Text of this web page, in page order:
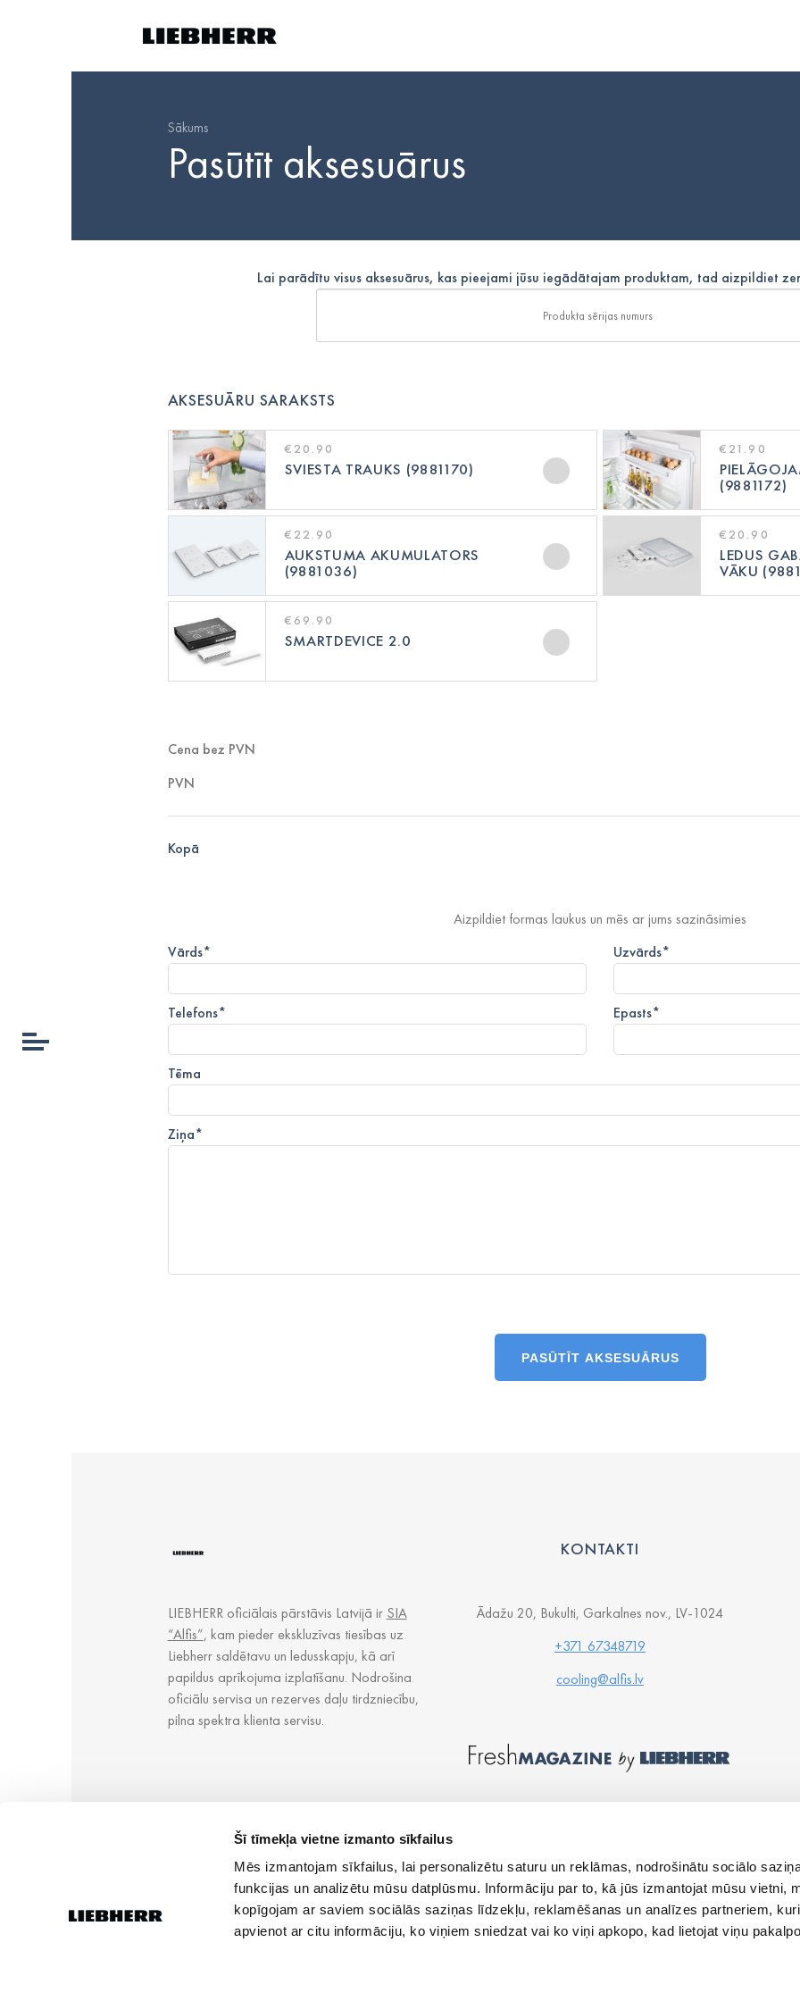
Šī tīmekļa vietne izmanto sīkfailus
Mēs izmantojam sīkfailus, lai personalizētu saturu un reklāmas, nodrošinātu sociālo
funkcijas un analizētu mūsu datplūsmu. Informāciju par to, kā jūs izmantojat mūsu vietni,
kopīgojam ar saviem sociālās saziņas līdzekļu, reklamēšanas un analīzes partneriem,
apvienot ar citu informāciju, ko viņiem sniedzat vai ko viņi apkopo, kad lietojat viņu
Sākums
Pasūtīt aksesuārus
Lai parādītu visus aksesuārus, kas pieejami jūsu iegādātajam produktam, tad aizpildiet
AKSESUĀRU SARAKSTS
€20.90
SVIESTA TRAUKS (9881170)
€21.90
(9881172)
€22.90
AUKSTUMA AKUMULATORS
(9881036)
€20.90
LEDUS
VĀKU
€69.90
SMARTDEVICE 2.0
Cena bez PVN
PVN
Kopā
Aizpildiet formas laukus un mēs ar jums sazināsimies
Vārds* Uzvārds*
Telefons* Epasts*
Tēma
Ziņa*
PASŪTĪT AKSESUĀRUS
LIEBHERR oficiālais pārstāvis Latvijā ir SIA
“Alfis”, kam pieder ekskluzīvas tiesības uz
Liebherr saldētavu un ledusskapju, kā arī
papildus aprīkojuma izplatīšanu. Nodrošina
oficiālu servisa un rezerves daļu tirdzniecību,
pilna spektra klienta servisu.
KONTAKTI
Ādažu 20, Bukulti, Garkalnes nov., LV-1024
+371 67348719
cooling@alfis.lv